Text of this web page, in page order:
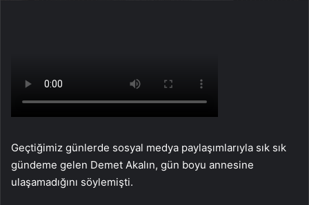
Geçtiğimiz günlerde sosyal medya paylaşımlarıyla sık sık
gündeme gelen Demet Akalın, gün boyu annesine
ulaşamadığını söylemişti.